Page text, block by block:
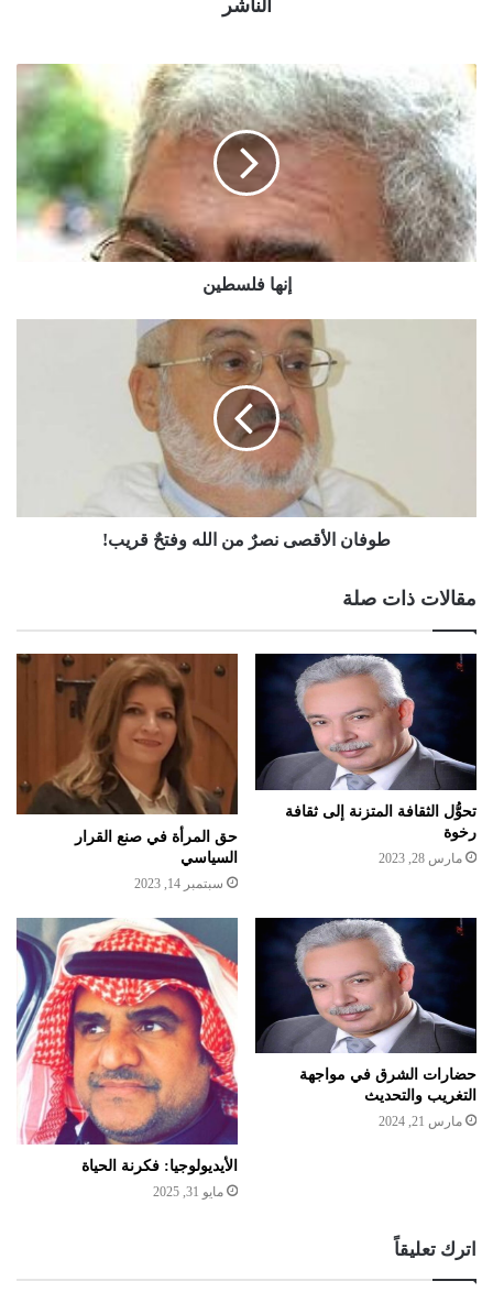
الناشر
إنها فلسطين
طوفان الأقصى نصرٌ من الله وفتحٌ قريب!
مقالات ذات صلة
تحوُّل الثقافة المتزنة إلى ثقافة
رخوة
مارس 28, 2023
حق المرأة في صنع القرار
السياسي
سبتمبر 14, 2023
حضارات الشرق في مواجهة
التغريب والتحديث
مارس 21, 2024
الأيديولوجيا: فكرنة الحياة
مايو 31, 2025
اترك تعليقاً